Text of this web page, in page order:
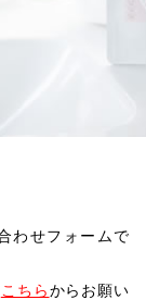
わせフォームで
こちら からお願い